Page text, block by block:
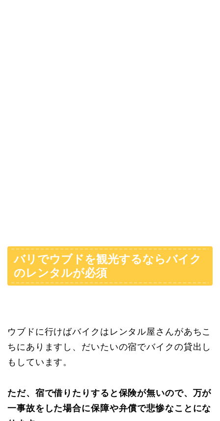
バリでウブドを観光するならバイク
のレンタルが必須
ウブドに行けばバイクはレンタル屋さんがあちこ
ちにありますし、だいたいの宿でバイクの貸出し
もしています。
ただ、宿で借りたりすると保険が無いので、万が
一事故をした場合に保障や弁償で悲惨なことにな